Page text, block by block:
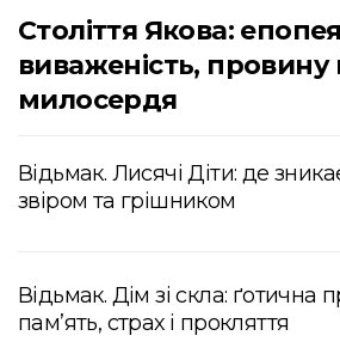
Століття Якова:
виваженість, провину
милосердя
Відьмак. Лисячі Діти: де
звіром та грішником
Відьмак. Дім зі скла: ґотична
пам’ять, страх і прокляття